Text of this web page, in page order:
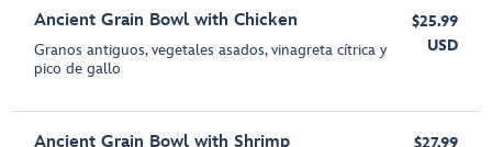
Ancient Grain Bowl with Chicken
Granos antiguos, vegetales asados, vinagreta cítrica y
pico de gallo
$25.99
USD
Ancient Grain Bowl with Shrimp
$27.99